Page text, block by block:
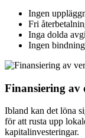
Ingen
Fri
Inga dolda
Ingen
Finansiering av
Ibland kan det löna
för att rusta upp
kapitalinvesteringar.